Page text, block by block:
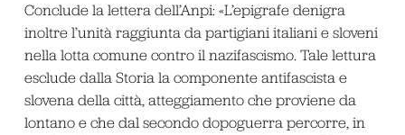
Conclude la lettera dell’Anpi: «L’epigrafe denigra
inoltre l’unità raggiunta da partigiani italiani e sloveni
nella lotta comune contro il nazifascismo. Tale lettura
esclude dalla Storia la componente antifascista e
slovena della città, atteggiamento che proviene da
lontano e che dal secondo dopoguerra percorre, in